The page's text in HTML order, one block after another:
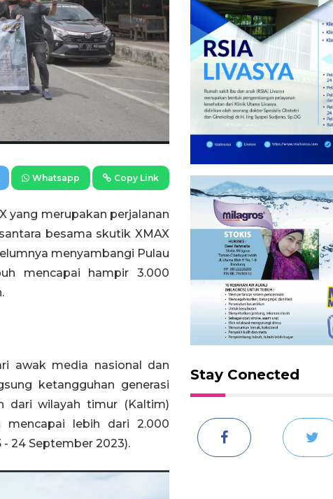
Whatsapp Copy Link
yang merupakan perjalanan
besama skutik XMAX
menyambangi Pulau
mencapai hampir 3.000
awak media nasional dan
ketangguhan generasi
dari wilayah timur (Kaltim)
mencapai lebih dari 2.000
24 September 2023).
Stay Conected